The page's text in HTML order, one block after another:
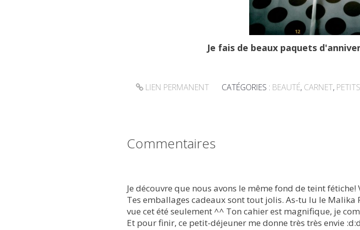
Je fais de beaux paquets
LIEN PERMANENT CATÉGORIES : BEAUTÉ, CARNET,
Commentaires
Je découvre que nous avons le même fond de teint
Tes emballages cadeaux sont tout jolis. As-tu lu le Malika
vue cet été seulement ^^ Ton cahier est magnifique, je
Et pour finir, ce petit-déjeuner me donne très très envie :d:d